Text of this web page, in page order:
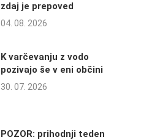
zdaj je prepoved
04. 08. 2026
K varčevanju z vodo
pozivajo še v eni občini
30. 07. 2026
POZOR: prihodnji teden